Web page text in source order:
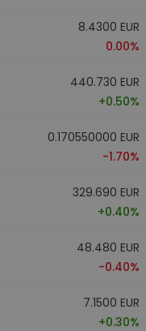
8.4300 EUR
0.00%
440.730 EUR
+0.50%
0.170550000 EUR
-1.70%
329.690 EUR
+0.40%
48.480 EUR
-0.40%
7.1500 EUR
+0.30%